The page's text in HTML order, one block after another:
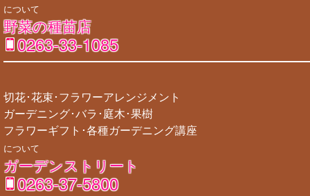
について
野菜の種苗店
0263-33-1085
切花･花束･フラワーアレンジメント
ガーデニング･バラ･庭木･果樹
フラワーギフト･各種ガーデニング講座
について
ガーデンストリート
0263-37-5800